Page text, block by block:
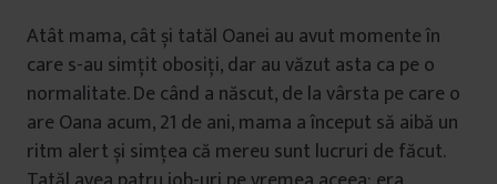
Atât mama, cât și tatăl Oanei au avut momente în
care s-au simțit obosiți, dar au văzut asta ca pe o
normalitate. De când a născut, de la vârsta pe care o
are Oana acum, 21 de ani, mama a început să aibă un
ritm alert și simțea că mereu sunt lucruri de făcut.